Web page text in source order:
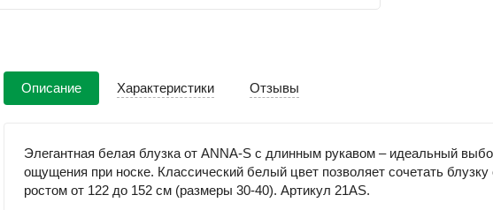
Описание Характеристики Отзывы
Элегантная белая блузка от ANNA-S с длинным рукавом – идеальный
ощущения при носке. Классический белый цвет позволяет сочетать
ростом от 122 до 152 см (размеры 30-40). Артикул 21AS.